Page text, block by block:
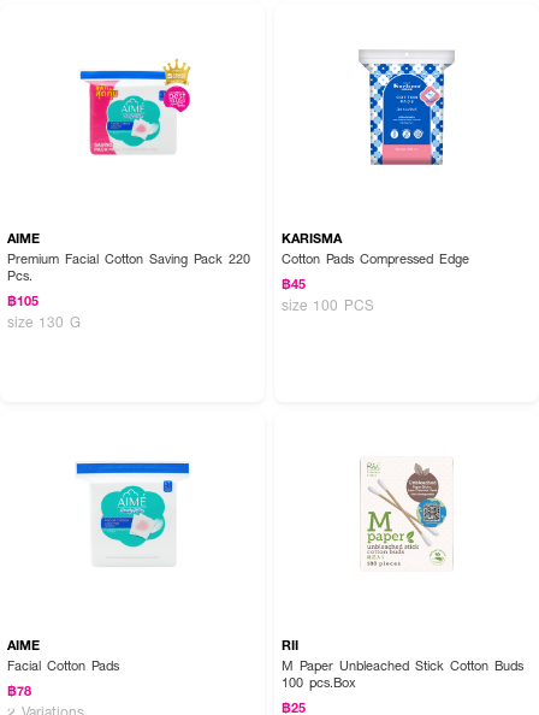
AIME
Premium Facial Cotton Saving Pack 220
Pcs.
฿105
size 130 G
KARISMA
Cotton Pads Compressed Edge
฿45
size 100 PCS
AIME
Facial Cotton Pads
฿78
2 Variations
RII
M Paper Unbleached Stick Cotton Buds
100 pcs.Box
฿25